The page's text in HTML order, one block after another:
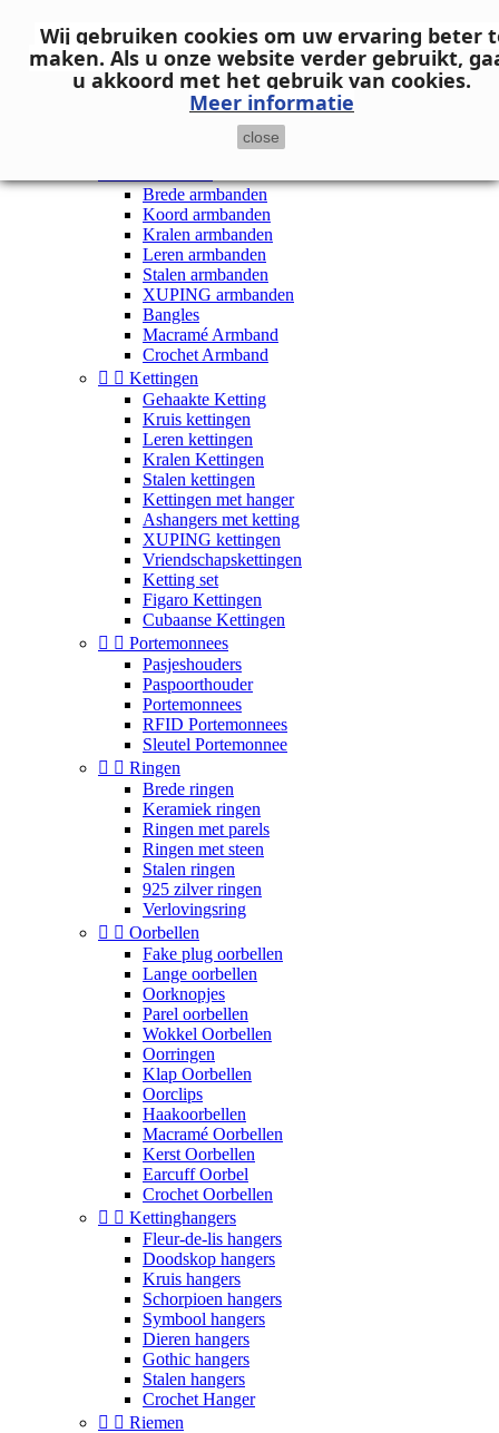
Inloggen
shopping_cart Winkelwagen (0)
Brede armbanden
Koord armbanden
Kralen armbanden
Leren armbanden
Stalen armbanden
XUPING armbanden
Bangles
Macramé Armband
Crochet Armband
  Kettingen
Gehaakte Ketting
Kruis kettingen
Leren kettingen
Kralen Kettingen
Stalen kettingen
Kettingen met hanger
Ashangers met ketting
XUPING kettingen
Vriendschapskettingen
Ketting set
Figaro Kettingen
Cubaanse Kettingen
  Portemonnees
Pasjeshouders
Paspoorthouder
Portemonnees
RFID Portemonnees
Sleutel Portemonnee
  Ringen
Brede ringen
Keramiek ringen
Ringen met parels
Ringen met steen
Stalen ringen
925 zilver ringen
Verlovingsring
  Oorbellen
Fake plug oorbellen
Lange oorbellen
Oorknopjes
Parel oorbellen
Wokkel Oorbellen
Oorringen
Klap Oorbellen
Oorclips
Haakoorbellen
Macramé Oorbellen
Kerst Oorbellen
Earcuff Oorbel
Crochet Oorbellen
  Kettinghangers
Fleur-de-lis hangers
Doodskop hangers
Kruis hangers
Schorpioen hangers
Symbool hangers
Dieren hangers
Gothic hangers
Stalen hangers
Crochet Hanger
  Riemen
Wij gebruiken cookies om uw ervaring beter
maken. Als u onze website verder gebruikt,
u akkoord met het gebruik van cookies.
Meer informatie
close